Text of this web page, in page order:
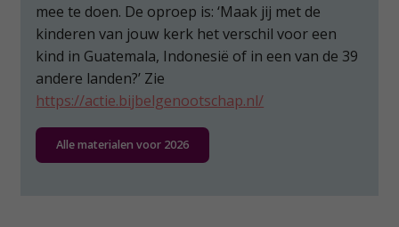
mee te doen. De oproep is: ‘Maak jij met de
kinderen van jouw kerk het verschil voor een
kind in Guatemala, Indonesië of in een van de 39
andere landen?’ Zie
https://actie.bijbelgenootschap.nl/
Alle materialen voor 2026